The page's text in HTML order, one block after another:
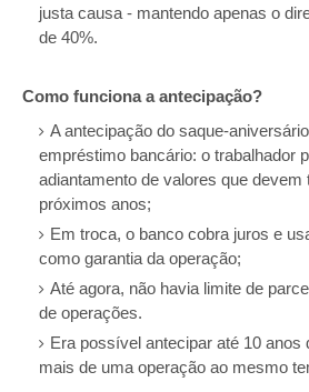
justa causa - mantendo apenas o
de 40%.
Como funciona a antecipação?
A antecipação do saque-
empréstimo bancário: o trabalhador
adiantamento de valores que devem
próximos anos;
Em troca, o banco cobra juros e
como garantia da operação;
Até agora, não havia limite de
de operações.
Era possível antecipar até 10 anos
mais de uma operação ao mesmo